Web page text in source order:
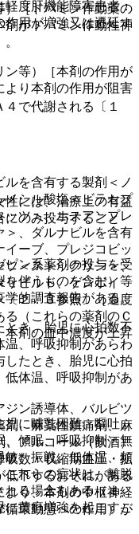
［ドパミン作動薬の
がドパミン作動性神
等）［本剤の作用が
より本剤の作用が阻害
には、治療上の有益
のみ投与すること
ン系薬剤の投与を受
を伴うものを含む）等
学的調査報告がある。
き、胎児に心拍数不
、呼吸抑制があらわ
たとき、胎児に心拍
体温、呼吸抑制があ
児に哺乳困難、嘔吐、
、傾眠、呼吸抑制・無
敏、振戦、低体温、頻
これらの症状は、離脱
れる場合もある（ま
に黄疸増強を起こすこ
度肝機能障害患者：
用が増強又は遷延す
で代謝される〔１
ルを含有する製剤＜ノ
メシル酸塩＜ビラセプ
ツ＞、ホスアンプレ
＞、ダルナビルを含有
ーブ、プレジコビッ
ツ＜ストックリン＞、
ビルド、ゲンボイ
〔２．３参照〕［過度
（これらの薬剤のＣ
本剤の血中濃度が上昇
ン誘導体、バルビツ
剤、麻薬性鎮痛剤、麻
、アルコール（飲酒）
吸数・収縮期血圧・拡
低下するおそれがある
り、本剤の中枢神経
循環動態への作用）が